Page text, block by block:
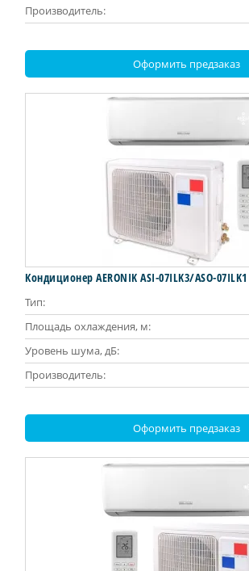
Производитель:
Оформить предзаказ
Кондиционер AERONIK ASI-07ILK3/ASO-
Тип:
Площадь охлаждения, м:
Уровень шума, дБ:
Производитель:
Оформить предзаказ